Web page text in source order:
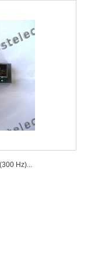
Hz)...